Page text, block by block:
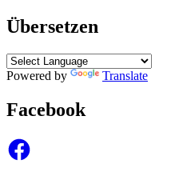
Übersetzen
Powered by Translate
Facebook
Facebook